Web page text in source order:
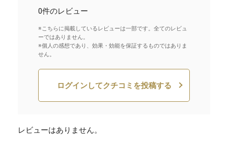
0件のレビュー
※こちらに掲載しているレビューは一部です。全てのレビュ
ーではありません。
※個人の感想であり、効果・効能を保証するものではありま
せん。
ログインしてクチコミを投稿する
レビューはありません。